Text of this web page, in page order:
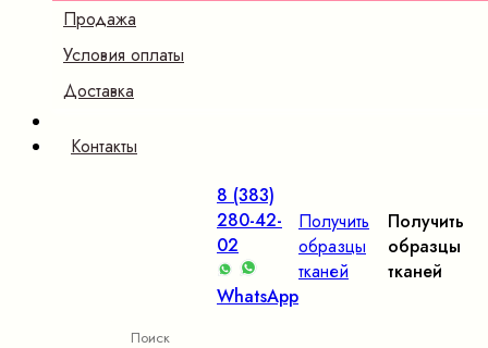
Продажа
Условия оплаты
Доставка
Контакты
8 (383)
280-42-
02
WhatsApp
Получить
образцы
тканей
Получить
образцы
тканей